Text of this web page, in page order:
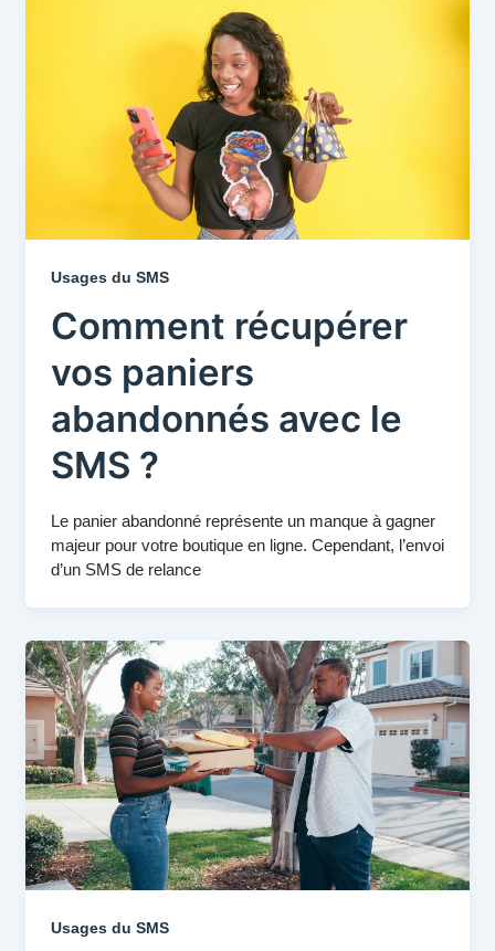
Usages du SMS
Comment récupérer
vos paniers
abandonnés avec le
SMS ?
Le panier abandonné représente un manque à gagner
majeur pour votre boutique en ligne. Cependant, l’envoi
d’un SMS de relance
Usages du SMS